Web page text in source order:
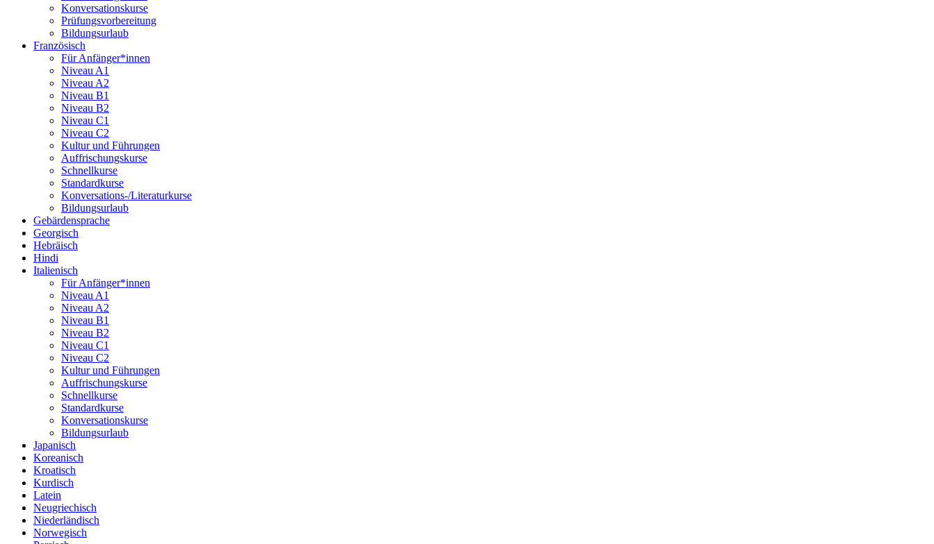
Konversationskurse
Prüfungsvorbereitung
Bildungsurlaub
Französisch
Für Anfänger*innen
Niveau A1
Niveau A2
Niveau B1
Niveau B2
Niveau C1
Niveau C2
Kultur und Führungen
Auffrischungskurse
Schnellkurse
Standardkurse
Konversations-/Literaturkurse
Bildungsurlaub
Gebärdensprache
Georgisch
Hebräisch
Hindi
Italienisch
Für Anfänger*innen
Niveau A1
Niveau A2
Niveau B1
Niveau B2
Niveau C1
Niveau C2
Kultur und Führungen
Auffrischungskurse
Schnellkurse
Standardkurse
Konversationskurse
Bildungsurlaub
Japanisch
Koreanisch
Kroatisch
Kurdisch
Latein
Neugriechisch
Niederländisch
Norwegisch